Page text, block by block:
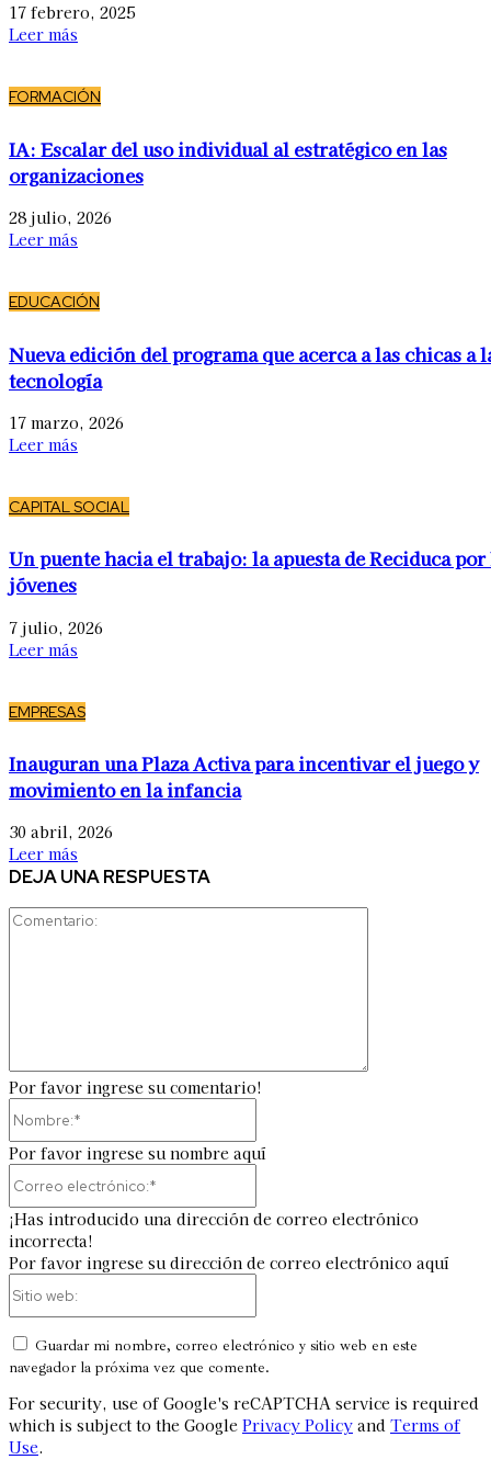
17 febrero, 2025
Leer más
FORMACIÓN
IA: Escalar del uso individual al estratégico en las
organizaciones
28 julio, 2026
Leer más
EDUCACIÓN
Nueva edición del programa que acerca a las chicas a
tecnología
17 marzo, 2026
Leer más
CAPITAL SOCIAL
Un puente hacia el trabajo: la apuesta de Reciduca por
jóvenes
7 julio, 2026
Leer más
EMPRESAS
Inauguran una Plaza Activa para incentivar el juego y
movimiento en la infancia
30 abril, 2026
Leer más
DEJA UNA RESPUESTA
Por favor ingrese su comentario!
Por favor ingrese su nombre aquí
¡Has introducido una dirección de correo electrónico
incorrecta!
Por favor ingrese su dirección de correo electrónico aquí
Guardar mi nombre, correo electrónico y sitio web en este
navegador la próxima vez que comente.
For security, use of Google's reCAPTCHA service is required
which is subject to the Google Privacy Policy and Terms of
Use.